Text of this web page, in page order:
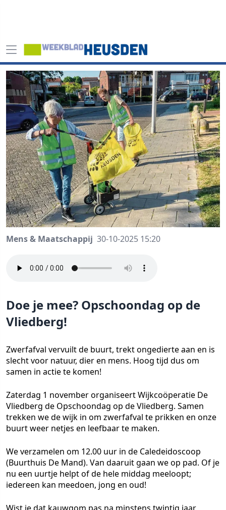
Mens & Maatschappij 30-10-2025 15:20
Doe je mee? Opschoondag op de
Vliedberg!
Zwerfafval vervuilt de buurt, trekt ongedierte aan en is
slecht voor natuur, dier en mens. Hoog tijd dus om
samen in actie te komen!
Zaterdag 1 november organiseert Wijkcoöperatie De
Vliedberg de Opschoondag op de Vliedberg. Samen
trekken we de wijk in om zwerfafval te prikken en onze
buurt weer netjes en leefbaar te maken.
We verzamelen om 12.00 uur in de Caledeidoscoop
(Buurthuis De Mand). Van daaruit gaan we op pad. Of je
nu een uurtje helpt of de hele middag meeloopt;
iedereen kan meedoen, jong en oud!